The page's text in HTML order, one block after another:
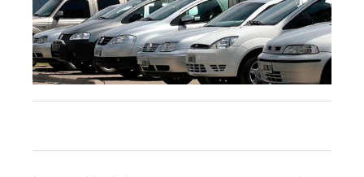
Inicio
Tendencia
Int.